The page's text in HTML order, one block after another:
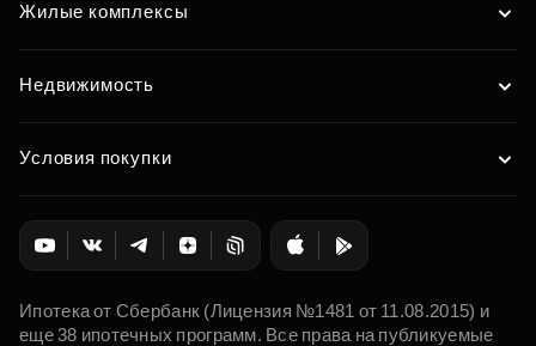
Жилые комплексы
Недвижимость
Условия покупки
Ипотека от Сбербанк (Лицензия №1481 от 11.08.2015) и
еще 38 ипотечных программ. Все права на публикуемые